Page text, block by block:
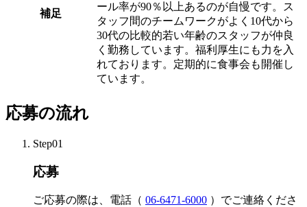
補足
ール率が90％以上あるのが自慢です。ス
タッフ間のチームワークがよく10代から
30代の比較的若い年齢のスタッフが仲良
く勤務しています。福利厚生にも力を入
れております。定期的に食事会も開催し
ています。
応募の流れ
Step01
応募
ご応募の際は、電話（ 06-6471-6000 ）でご連絡くださ